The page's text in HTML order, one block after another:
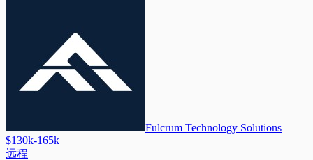
Fulcrum Technology Solutions
$130k-165k
远程